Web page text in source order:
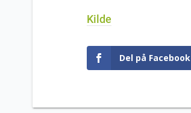
Kilde
Del på Facebook